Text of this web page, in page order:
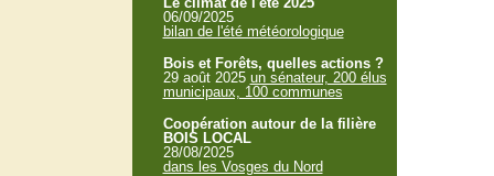
06/09/2025
bilan de l'été météorologique
Bois et Forêts, quelles actions ?
29 août 2025 un sénateur, 200 élus
municipaux, 100 communes
Coopération autour de la filière
BOIS LOCAL
28/08/2025
dans les Vosges du Nord